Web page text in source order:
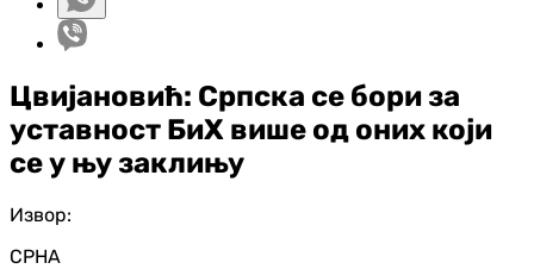
Цвијановић: Српска се бори за
уставност БиХ више од оних који
се у њу заклињу
Извор:
СРНА